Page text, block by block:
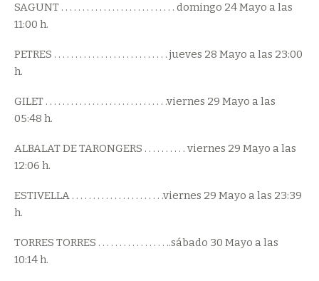
SAGUNT . . . . . . . . . . . . . . . . . . . . . . . . . . . domingo 24 Mayo a las
11:00 h.
PETRES . . . . . . . . . . . . . . . . . . . . . . . . . . . jueves 28 Mayo a las 23:00
h.
GILET . . . . . . . . . . . . . . . . . . . . . . . . . . . . .viernes 29 Mayo a las
05:48 h.
ALBALAT DE TARONGERS . . . . . . . . . . viernes 29 Mayo a las
12:06 h.
ESTIVELLA . . . . . . . . . . . . . . . . . . . . . .viernes 29 Mayo a las 23:39
h.
TORRES TORRES . . . . . . . . . . . . . . . . ..sábado 30 Mayo a las
10:14 h.